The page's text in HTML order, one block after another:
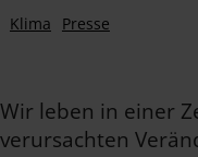
Klima
Presse
Wir leben in einer
verursachten